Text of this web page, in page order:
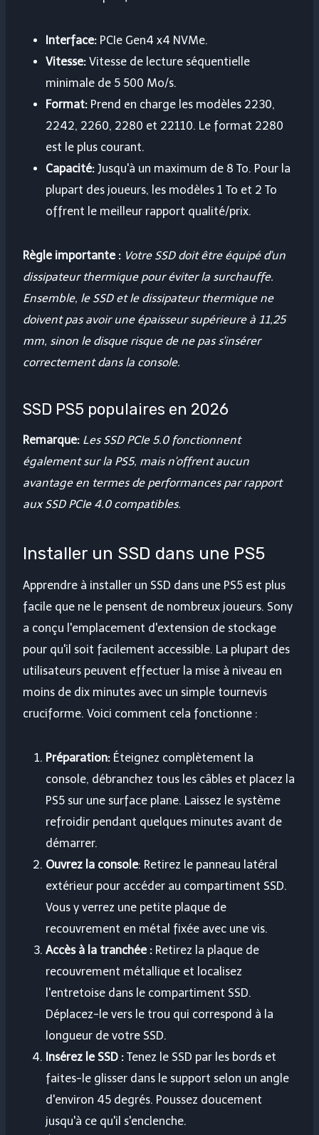
Interface: PCIe Gen4 x4 NVMe.
Vitesse: Vitesse de lecture séquentielle
minimale de 5 500 Mo/s.
Format: Prend en charge les modèles 2230,
2242, 2260, 2280 et 22110. Le format 2280
est le plus courant.
Capacité: Jusqu'à un maximum de 8 To. Pour la
plupart des joueurs, les modèles 1 To et 2 To
offrent le meilleur rapport qualité/prix.
Règle importante : Votre SSD doit être équipé d'un
dissipateur thermique pour éviter la surchauffe.
Ensemble, le SSD et le dissipateur thermique ne
doivent pas avoir une épaisseur supérieure à 11,25
mm, sinon le disque risque de ne pas s'insérer
correctement dans la console.
SSD PS5 populaires en 2026
Remarque: Les SSD PCIe 5.0 fonctionnent
également sur la PS5, mais n'offrent aucun
avantage en termes de performances par rapport
aux SSD PCIe 4.0 compatibles.
Installer un SSD dans une PS5
Apprendre à installer un SSD dans une PS5 est plus
facile que ne le pensent de nombreux joueurs. Sony
a conçu l'emplacement d'extension de stockage
pour qu'il soit facilement accessible. La plupart des
utilisateurs peuvent effectuer la mise à niveau en
moins de dix minutes avec un simple tournevis
cruciforme. Voici comment cela fonctionne :
Préparation: Éteignez complètement la
console, débranchez tous les câbles et placez la
PS5 sur une surface plane. Laissez le système
refroidir pendant quelques minutes avant de
démarrer.
Ouvrez la console: Retirez le panneau latéral
extérieur pour accéder au compartiment SSD.
Vous y verrez une petite plaque de
recouvrement en métal fixée avec une vis.
Accès à la tranchée : Retirez la plaque de
recouvrement métallique et localisez
l'entretoise dans le compartiment SSD.
Déplacez-le vers le trou qui correspond à la
longueur de votre SSD.
Insérez le SSD : Tenez le SSD par les bords et
faites-le glisser dans le support selon un angle
d'environ 45 degrés. Poussez doucement
jusqu'à ce qu'il s'enclenche.